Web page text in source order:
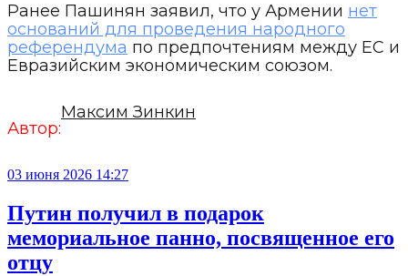
Ранее Пашинян заявил, что у Армении нет
оснований для проведения народного
референдума по предпочтениям между ЕС и
Евразийским экономическим союзом.
Автор:
Максим Зинкин
03 июня 2026 14:27
Путин получил в подарок
мемориальное панно, посвященное его
отцу